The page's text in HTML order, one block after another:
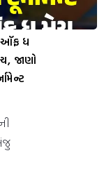
ઑફ ધ
જાણો